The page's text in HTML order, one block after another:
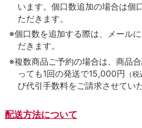
います。個口数追加の場合は個
ただきます。
※個口数を追加する際は、メール
だきます。
※複数商品ご予約の場合は、商品
っても1回の発送で15,000円 （税
び代引手数料をご請求させてい
配送方法について